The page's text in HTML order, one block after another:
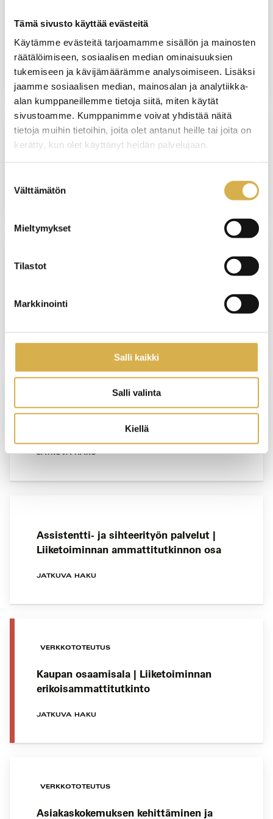
Tämä sivusto käyttää evästeitä
Käytämme evästeitä tarjoamamme sisällön ja mainosten
räätälöimiseen, sosiaalisen median ominaisuuksien
tukemiseen ja kävijämäärämme analysoimiseen. Lisäksi
jaamme sosiaalisen median, mainosalan ja analytiikka-
alan kumppaneillemme tietoja siitä, miten käytät
sivustoamme. Kumppanimme voivat yhdistää näitä
tietoja muihin tietoihin, joita olet antanut heille tai joita on
kerätty, kun olet käyttänyt heidän palvelujaan.
valinta
Välttämätön
Mieltymykset
Tilastot
Markkinointi
Salli kaikki
Salli valinta
Kiellä
palvelumuotoilu | Liiketoiminnan
ammattitutkinnon osa
JATKUVA HAKU
Terveydenhuollon sihteeripalvelut |
Liiketoiminnan ammattitutkinnon osa
JATKUVA HAKU
VERKKOTOTEUTUS
ammattitutkinnon osa
Terveydenhuollon sihteeripalvelut |
Liiketoiminnan ammattitutkinnon osa
JATKUVA HAKU
Assistentti- ja sihteerityön palvelut |
Liiketoiminnan ammattitutkinnon osa
JATKUVA HAKU
VERKKOTOTEUTUS
Kaupan osaamisala | Liiketoiminnan
erikoisammattitutkinto
JATKUVA HAKU
VERKKOTOTEUTUS
Asiakaskokemuksen kehittäminen ja